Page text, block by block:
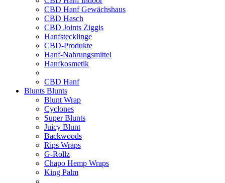
CBD Hanf Gewächshaus
CBD Hasch
CBD Joints Ziggis
Hanfstecklinge
CBD-Produkte
Hanf-Nahrungsmittel
Hanfkosmetik
CBD Hanf
Blunts Blunts
Blunt Wrap
Cyclones
Super Blunts
Juicy Blunt
Backwoods
Rips Wraps
G-Rollz
Chapo Hemp Wraps
King Palm